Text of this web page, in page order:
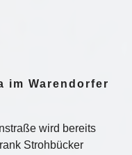
im Warendorfer
wird bereits
Strohbücker